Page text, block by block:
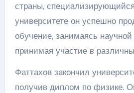
страны,
университете он успешно
обучение, занимаясь
принимая участие в
Фаттахов закончил
получив диплом по физике.